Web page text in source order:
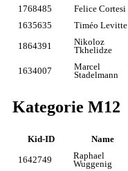
1768485
Felice Cortesi
1635635
Timéo Levitte
1864391
Nikoloz
Tkhelidze
1634007
Marcel
Stadelmann
Kategorie M12
Kid-ID Name
1642749
Raphael
Wuggenig